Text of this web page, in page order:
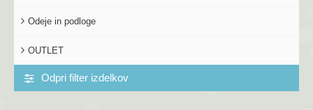
Odeje in podloge
OUTLET
Odpri filter izdelkov